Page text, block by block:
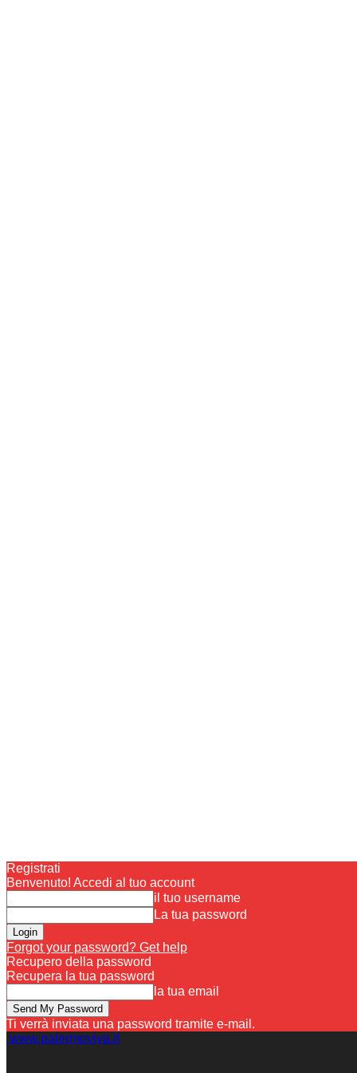
Registrati
Benvenuto! Accedi al tuo account
il tuo username
La tua password
Forgot your password? Get help
Recupero della password
Recupera la tua password
la tua email
Ti verrà inviata una password tramite e-mail.
www.palermoviva.it